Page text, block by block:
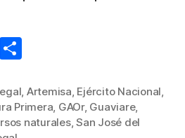
Pi
m
p
Artemisa Ejército Nacional
Primera GAOr, Guaviare,
naturales,San José del